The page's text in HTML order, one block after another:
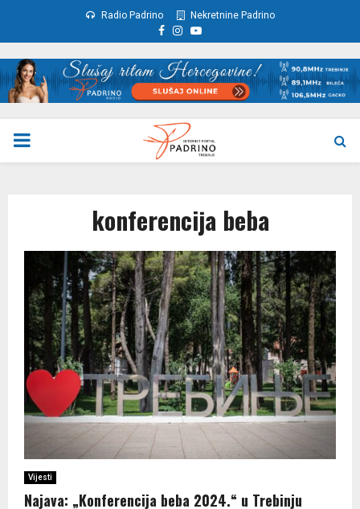
Radio Padrino Nekretnine Padrino
Facebook
Instagram
Youtube
PRIMARY
konferencija beba
Vijesti
Najava: „Konferencija beba 2024.“ u Trebinju